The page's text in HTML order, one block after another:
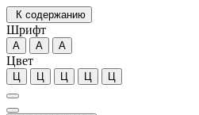
К содержанию
Шрифт
А А А
Цвет
Ц Ц Ц Ц Ц